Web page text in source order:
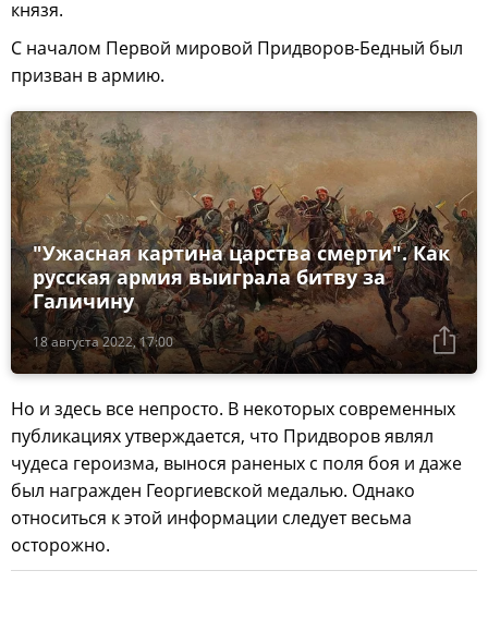
князя.
С началом Первой мировой Придворов-Бедный был
призван в армию.
18 августа 2022, 17:00
"Ужасная картина царства смерти". Как
русская армия выиграла битву за
Галичину
Но и здесь все непросто. В некоторых современных
публикациях утверждается, что Придворов являл
чудеса героизма, вынося раненых с поля боя и даже
был награжден Георгиевской медалью. Однако
относиться к этой информации следует весьма
осторожно.